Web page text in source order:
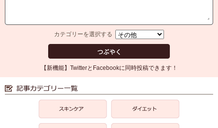
カテゴリーを選択する
【新機能】TwitterとFacebookに同時投稿できます！